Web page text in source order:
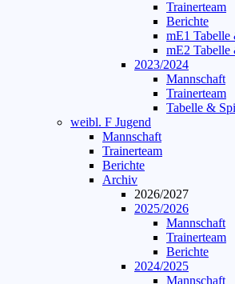
Trainerteam
Berichte
mE1
mE2
2023/2024
Mannschaft
Trainerteam
Tabelle &
weibl. F Jugend
Mannschaft
Trainerteam
Berichte
Archiv
2026/2027
2025/2026
Mannschaft
Trainerteam
Berichte
2024/2025
Mannschaft